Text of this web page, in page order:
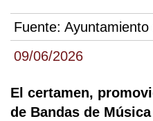
09/06/2026
Fuente:
El certamen,
de Bandas de